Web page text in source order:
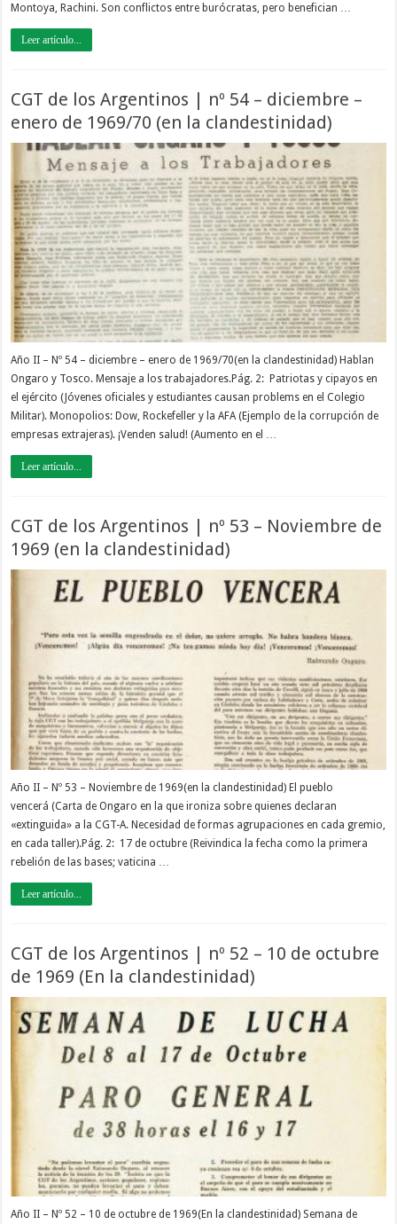
Montoya, Rachini. Son conflictos entre burócratas, pero benefician …
Leer artículo...
CGT de los Argentinos | nº 54 – diciembre –
enero de 1969/70 (en la clandestinidad)
Año II – Nº 54 – diciembre – enero de 1969/70(en la clandestinidad) Hablan
Ongaro y Tosco. Mensaje a los trabajadores.Pág. 2: Patriotas y cipayos en
el ejército (Jóvenes oficiales y estudiantes causan problems en el Colegio
Militar). Monopolios: Dow, Rockefeller y la AFA (Ejemplo de la corrupción de
empresas extrajeras). ¡Venden salud! (Aumento en el …
Leer artículo...
CGT de los Argentinos | nº 53 – Noviembre de
1969 (en la clandestinidad)
Año II – Nº 53 – Noviembre de 1969(en la clandestinidad) El pueblo
vencerá (Carta de Ongaro en la que ironiza sobre quienes declaran
«extinguida» a la CGT-A. Necesidad de formas agrupaciones en cada gremio,
en cada taller).Pág. 2: 17 de octubre (Reivindica la fecha como la primera
rebelión de las bases; vaticina …
Leer artículo...
CGT de los Argentinos | nº 52 – 10 de octubre
de 1969 (En la clandestinidad)
Año II – Nº 52 – 10 de octubre de 1969(En la clandestinidad) Semana de